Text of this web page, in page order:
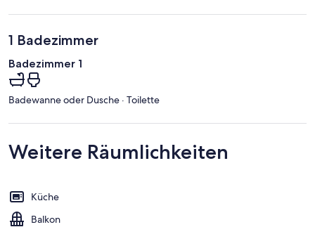
1 Badezimmer
Badezimmer 1
Badewanne oder Dusche · Toilette
Weitere Räumlichkeiten
Küche
Balkon